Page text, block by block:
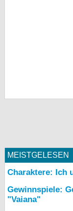
MEISTGELESEN
Charaktere: Ich
Gewinnspiele:
"Vaiana"